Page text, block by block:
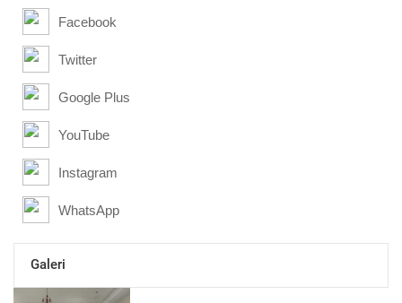
Facebook
Twitter
Google Plus
YouTube
Instagram
WhatsApp
Galeri